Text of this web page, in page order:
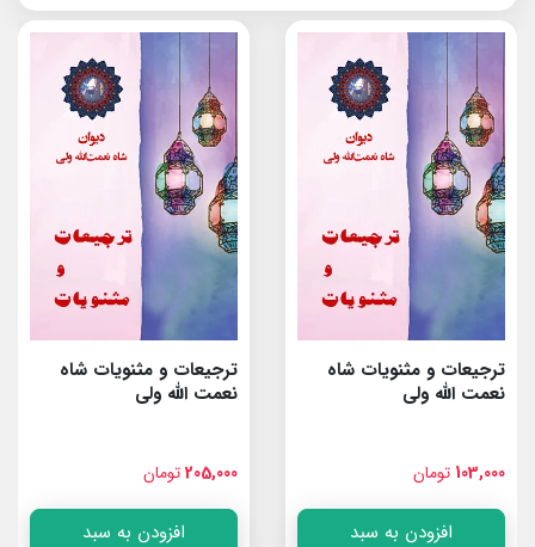
ترجیعات و مثنویات شاه
نعمت الله ولى
103,000 تومان
افزودن به سبد
ترجیعات و مثنویات شاه
نعمت الله ولى
205,000تومان
افزودن به سبد